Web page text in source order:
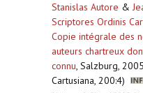
Stanislas Autore &
Scriptores Ordinis
Copie intégrale des
auteurs chartreux
connu, Salzburg,
Cartusiana, 200:4)